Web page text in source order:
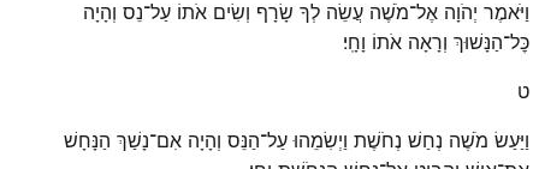
וַיֹּאמֶר יְהֹוָה אֶל־מֹשֶׁה עֲשֵׂה לְךָ שָׂרָף וְשִׂים אֹתוֹ עַל־נֵס וְהָיָה
כׇּל־הַנָּשׁוּךְ וְרָאָה אֹתוֹ וָחָֽי׃
ט
וַיַּעַשׂ מֹשֶׁה נְחַשׁ נְחֹשֶׁת וַיְשִׂמֵהוּ עַל־הַנֵּס וְהָיָה אִם־נָשַׁךְ הַנָּחָשׁ